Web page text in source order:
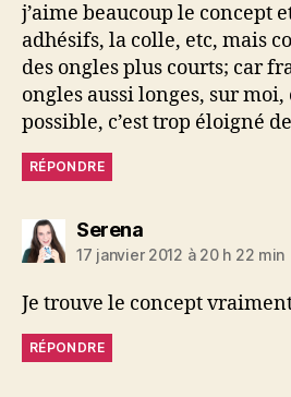
j’aime beaucoup le concept
adhésifs, la colle, etc, mais
des ongles plus courts; car
ongles aussi longes, sur moi,
possible, c’est trop éloigné
RÉPONDRE
Serenadit :
17 janvier 2012 à 20 h 22 min
Je trouve le concept
RÉPONDRE